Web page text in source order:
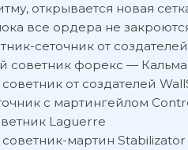
открывается новая
все ордера не
сеточник от
советник форекс —
от создателей
с мартингейлом
Laguerre
мартин Stabilizator